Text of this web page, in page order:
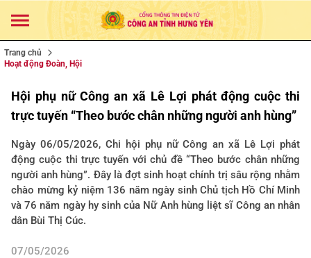
Trang chủ
Hoạt động Đoàn, Hội
Hội phụ nữ Công an xã Lê Lợi phát động cuộc thi
trực tuyến “Theo bước chân những người anh hùng”
Ngày 06/05/2026, Chi hội phụ nữ Công an xã Lê Lợi phát
động cuộc thi trực tuyến với chủ đề “Theo bước chân những
người anh hùng”. Đây là đợt sinh hoạt chính trị sâu rộng nhằm
chào mừng kỷ niệm 136 năm ngày sinh Chủ tịch Hồ Chí Minh
và 76 năm ngày hy sinh của Nữ Anh hùng liệt sĩ Công an nhân
dân Bùi Thị Cúc.
07/05/2026